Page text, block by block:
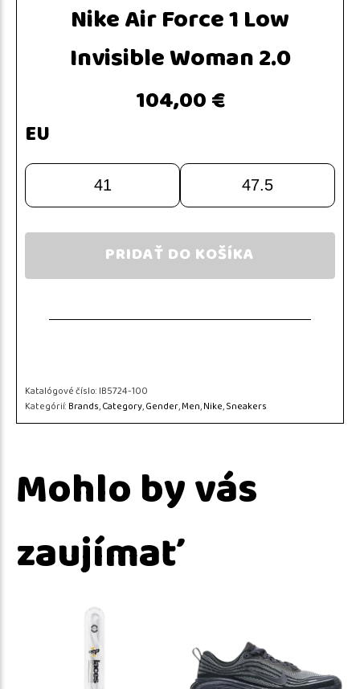
Nike Air Force 1 Low
Invisible Woman 2.0
104,00 €
EU
41 47.5
PRIDAŤ DO KOŠÍKA
Katalógové číslo:IB5724-100
Kategórií:Brands,Category,Gender,Men,Nike,Sneakers
Mohlo by vás
zaujímať